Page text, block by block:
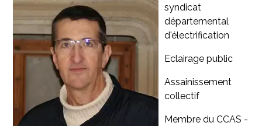
syndicat
départemental
d'électrification
Eclairage public
Assainissement
collectif
Membre du CCAS -